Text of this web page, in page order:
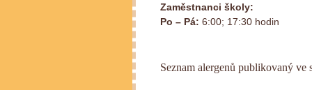
Zaměstnanci školy:
Po – Pá: 6:00; 17:30 hodin
Seznam alergenů publikovaný